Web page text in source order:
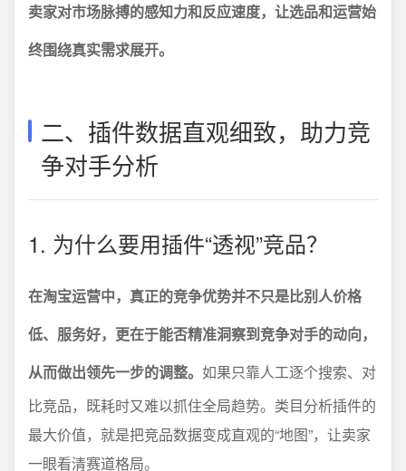
卖家对市场脉搏的感知力和反应速度，让选品和运营始
终围绕真实需求展开。
二、插件数据直观细致，助力竞
争对手分析
1. 为什么要用插件“透视”竞品？
在淘宝运营中，真正的竞争优势并不只是比别人价格
低、服务好，更在于能否精准洞察到竞争对手的动向，
从而做出领先一步的调整。 如果只靠人工逐个搜索、对
比竞品，既耗时又难以抓住全局趋势。类目分析插件的
最大价值，就是把竞品数据变成直观的“地图”，让卖家
一眼看清赛道格局。